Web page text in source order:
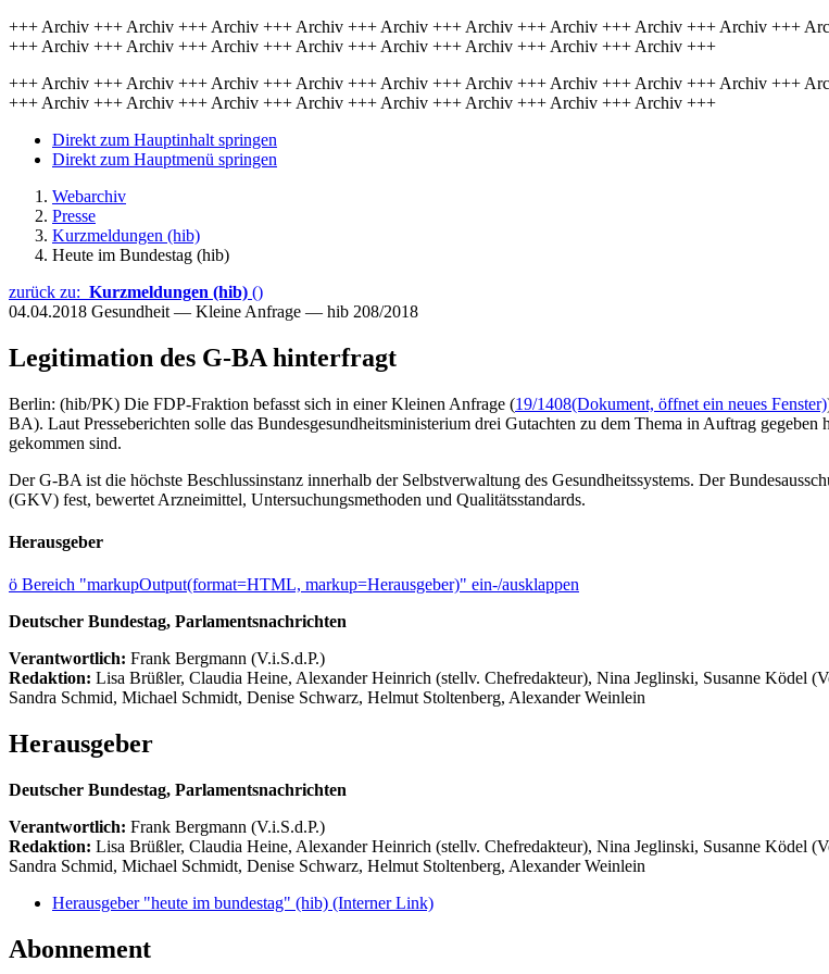
+++ Archiv +++ Archiv +++ Archiv +++ Archiv +++ Archiv +++ Archiv +++ Archiv +++ Archiv +++ Archiv +++
+++ Archiv +++ Archiv +++ Archiv +++ Archiv +++ Archiv +++ Archiv +++ Archiv +++ Archiv +++
+++ Archiv +++ Archiv +++ Archiv +++ Archiv +++ Archiv +++ Archiv +++ Archiv +++ Archiv +++ Archiv +++
+++ Archiv +++ Archiv +++ Archiv +++ Archiv +++ Archiv +++ Archiv +++ Archiv +++ Archiv +++
Direkt zum Hauptinhalt springen
Direkt zum Hauptmenü springen
Webarchiv
Presse
Kurzmeldungen (hib)
Heute im Bundestag (hib)
zurück zu: Kurzmeldungen (hib) ()
04.04.2018 Gesundheit — Kleine Anfrage — hib 208/2018
Legitimation des G-BA hinterfragt
Berlin: (hib/PK) Die FDP-Fraktion befasst sich in einer Kleinen Anfrage (19/1408(Dokument, öffnet ein neues Fenster)
BA). Laut Presseberichten solle das Bundesgesundheitsministerium drei Gutachten zu dem Thema in Auftrag
gekommen sind.
Der G-BA ist die höchste Beschlussinstanz innerhalb der Selbstverwaltung des Gesundheitssystems. Der
(GKV) fest, bewertet Arzneimittel, Untersuchungsmethoden und Qualitätsstandards.
Herausgeber
ö Bereich "markupOutput(format=HTML, markup=Herausgeber)" ein-/ausklappen
Deutscher Bundestag, Parlamentsnachrichten
Verantwortlich: Frank Bergmann (V.i.S.d.P.)
Redaktion: Lisa Brüßler, Claudia Heine, Alexander Heinrich (stellv. Chefredakteur), Nina Jeglinski, Susanne Ködel
Sandra Schmid, Michael Schmidt, Denise Schwarz, Helmut Stoltenberg, Alexander Weinlein
Herausgeber
Deutscher Bundestag, Parlamentsnachrichten
Verantwortlich: Frank Bergmann (V.i.S.d.P.)
Redaktion: Lisa Brüßler, Claudia Heine, Alexander Heinrich (stellv. Chefredakteur), Nina Jeglinski, Susanne Ködel
Sandra Schmid, Michael Schmidt, Denise Schwarz, Helmut Stoltenberg, Alexander Weinlein
Herausgeber "heute im bundestag" (hib) (Interner Link)
Abonnement